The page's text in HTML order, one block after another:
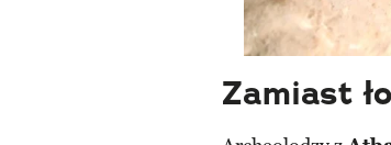
Zamiast